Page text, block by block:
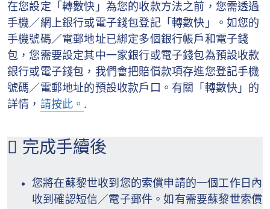
在您設定「轉數快」為您的收款方法之前，您需透過
手機／網上銀行或電子錢包登記「轉數快」。如您的
手機號碼／電郵地址已綁定多個銀行帳戶和電子錢
包，您需要設定其中一家銀行或電子錢包為預設收款
銀行或電子錢包，我們會把賠償款項存進您登記手機
號碼／電郵地址的預設收款戶口。有關「轉數快」的
詳情， 請按此。 .
完成手續後
您將在蘇黎世收到您的索償申請的一個工作日內
收到確認短信／電子郵件。如有需要蘇黎世索償